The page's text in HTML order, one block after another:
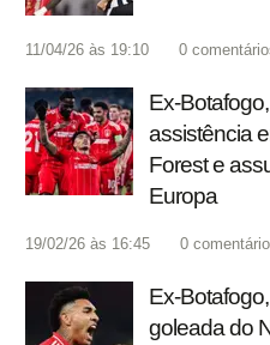
11/04/26 às 19:10 0
Ex-
assistência
Forest e
Europa
19/02/26 às 16:45 0
Ex-
goleada do